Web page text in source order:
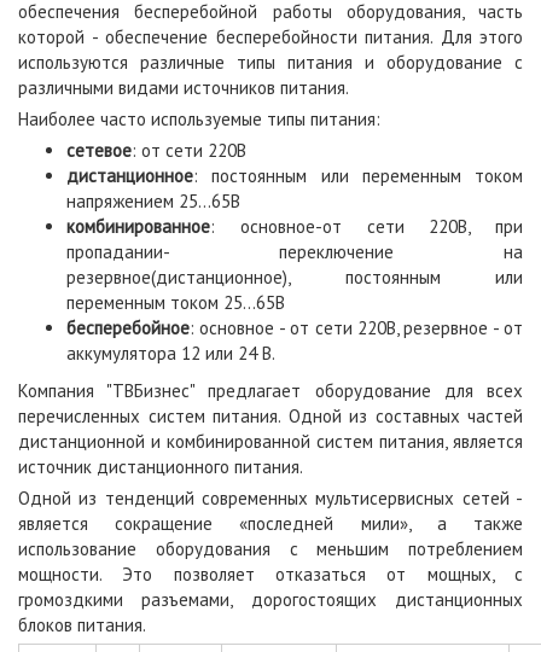
обеспечения бесперебойной работы оборудования, часть
которой - обеспечение бесперебойности питания. Для этого
используются различные типы питания и оборудование с
различными видами источников питания.
Наиболее часто используемые типы питания:
сетевое: от сети 220В
дистанционное: постоянным или переменным током
напряжением 25...65В
комбинированное: основное-от сети 220В, при
пропадании- переключение на
резервное(дистанционное), постоянным или
переменным током 25...65В
бесперебойное: основное - от сети 220В, резервное - от
аккумулятора 12 или 24 В.
Компания "ТВБизнес" предлагает оборудование для всех
перечисленных систем питания. Одной из составных частей
дистанционной и комбинированной систем питания, является
источник дистанционного питания.
Одной из тенденций современных мультисервисных сетей -
является сокращение «последней мили», а также
использование оборудования с меньшим потреблением
мощности. Это позволяет отказаться от мощных, с
громоздкими разъемами, дорогостоящих дистанционных
блоков питания.